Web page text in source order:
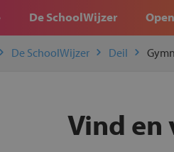
De SchoolWijzer
De SchoolWijzer Deil
Vind en